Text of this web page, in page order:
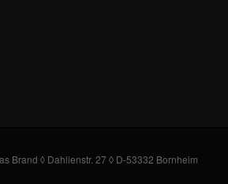
Brand ◊ Dahlienstr. 27 ◊ D-53332 Bornheim